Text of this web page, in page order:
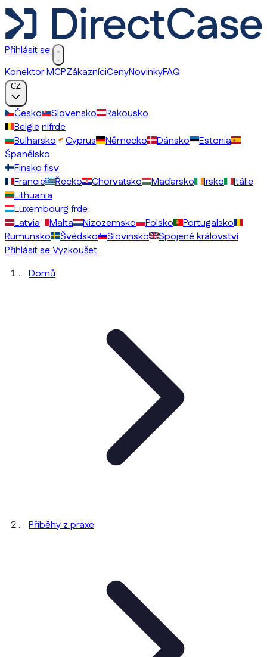
Přihlásit se
Konektor MCPZákazníciCenyNovinkyFAQ
Česko Slovensko
Rakousko
Belgienlfrde
Bulharsko
Cyprus Německo Dánsko
Estonia
Španělsko
Finskofisv
Francie
Řecko Chorvatsko Maďarsko Irsko
Itálie
Lithuania
Luxembourg frde
Latvia
Malta Nizozemsko Polsko
Portugalsko
Rumunsko
Švédsko Slovinsko
Spojené království
Přihlásit seVyzkoušet
Domů
Příběhy z praxe